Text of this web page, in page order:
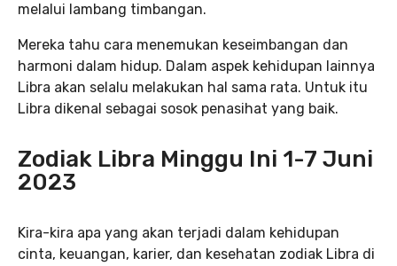
melalui lambang timbangan.
Mereka tahu cara menemukan keseimbangan dan
harmoni dalam hidup. Dalam aspek kehidupan lainnya
Libra akan selalu melakukan hal sama rata. Untuk itu
Libra dikenal sebagai sosok penasihat yang baik.
Zodiak Libra Minggu Ini 1-7 Juni
2023
Kira-kira apa yang akan terjadi dalam kehidupan
cinta, keuangan, karier, dan kesehatan zodiak Libra di